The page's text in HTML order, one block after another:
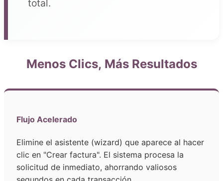
total.
Menos Clics, Más Resultados
Flujo Acelerado
Elimine el asistente (wizard) que aparece al hacer
clic en "Crear factura". El sistema procesa la
solicitud de inmediato, ahorrando valiosos